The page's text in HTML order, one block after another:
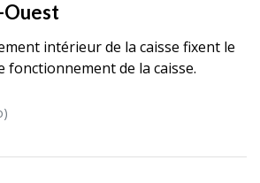
Ouest
intérieur de la caisse fixent le
fonctionnement de la caisse.